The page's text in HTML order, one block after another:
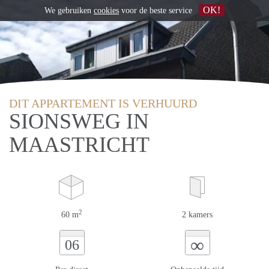
DIT APPARTEMENT IS VERHUURD
SIONSWEG IN
MAASTRICHT
60 m2 2 kamers
06 ∞
We gebruiken cookies voor de beste service OK!